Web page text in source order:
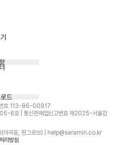
드
번호 113-86-00917
6호 | 통신판매업신고번호 제2025-서울강
(마곡동, 원그로브) | help@saramin.co.kr
리방침